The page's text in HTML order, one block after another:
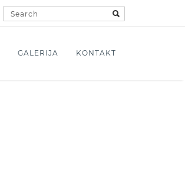
GALERIJA KONTAKT